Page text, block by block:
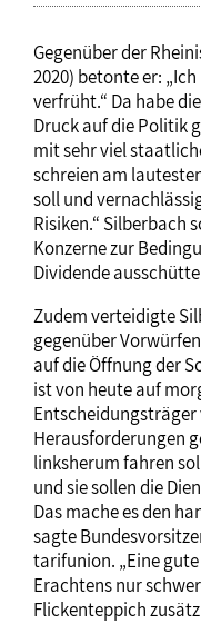
Gegenüber der
2020) betonte er:
verfrüht.“ Da habe
Druck auf die Politik
mit sehr viel
schreien am
soll und
Risiken.“ Silberbach
Konzerne zur
Dividende
Zudem verteidigte
gegenüber
auf die Öffnung der
ist von heute auf
Herausforderungen
linksherum fahren
und sie sollen die
Das mache es den
sagte
tarifunion. „Eine
Erachtens nur
Flickenteppich